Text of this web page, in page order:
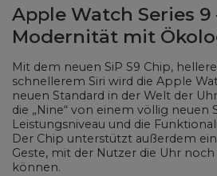
Apple Watch Series
Modernität mit
Mit dem neuen SiP S9 Chip,
schnellerem Siri wird die Apple
neuen Standard in der Welt der
die „Nine“ von einem völlig neuen
Leistungsniveau und die
Der Chip unterstützt außerdem
Geste, mit der Nutzer die Uhr
können.